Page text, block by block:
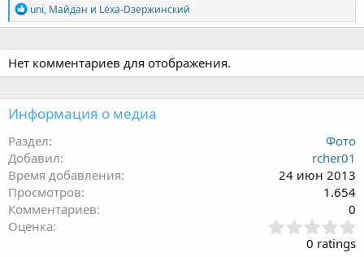
Р
е
к
ц
:
uni, Майдан и Lёха-Dзержинский
Нет комментариев для отображения.
Информация о медиа
Раздел
Фото
Добавил
rcher01
Время добавления
24 июн 2013
Просмотров
1.654
Комментариев
0
Оценка
в
0 ratings